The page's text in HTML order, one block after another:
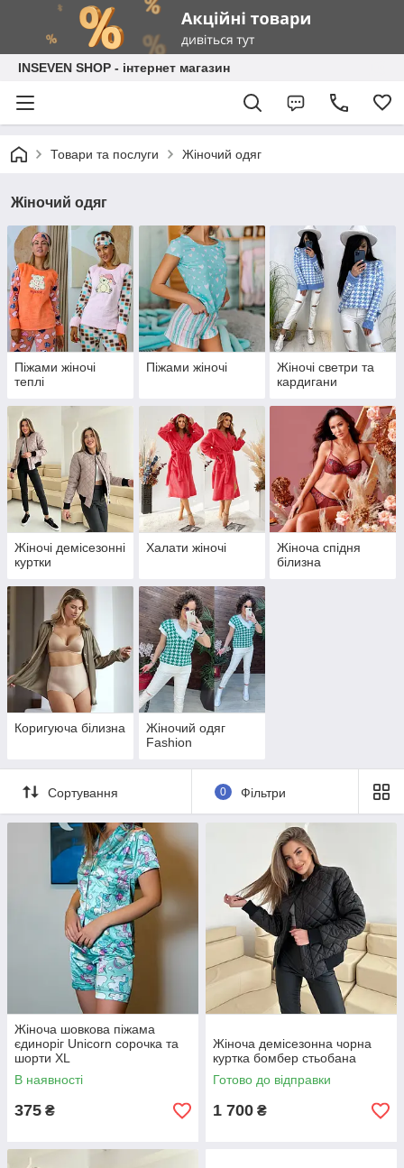
INSEVEN SHOP - інтернет магазин
Товари та послуги Жіночий одяг
Жіночий одяг
Піжами жіночі
теплі
Піжами жіночі
Жіночі светри та
кардигани
Жіночі демісезонні
куртки
Халати жіночі
Жіноча спідня
білизна
Коригуюча білизна
Жіночий одяг
Fashion
Сортування 0 Фільтри
Жіноча шовкова піжама
єдиноріг Unicorn сорочка та
шорти XL
В наявності
375 ₴
Жіноча демісезонна чорна
куртка бомбер стьобана
Готово до відправки
1 700 ₴